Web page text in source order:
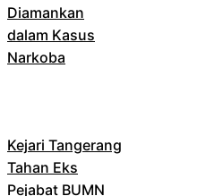
Diamankan
dalam Kasus
Narkoba
Kejari Tangerang
Tahan Eks
Pejabat BUMN